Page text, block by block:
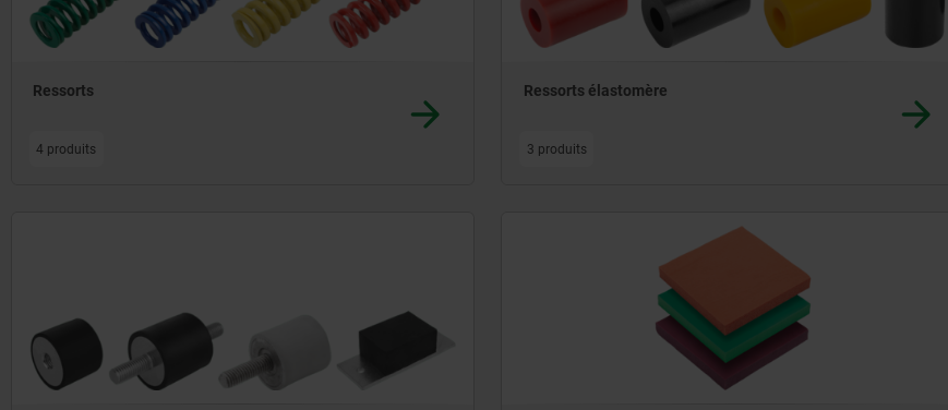
Ressorts
4 produits
Ressorts élastomère
3 produits